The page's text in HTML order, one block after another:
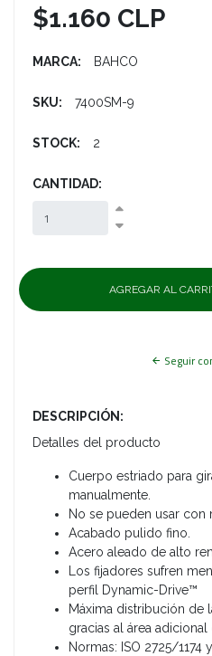
$1.160 CLP
MARCA: BAHCO
SKU: 7400SM-9
STOCK: 2
CANTIDAD:
Seguir
DESCRIPCIÓN:
Detalles del producto
Cuerpo estriado para
manualmente.
No se pueden usar con
Acabado pulido fino.
Acero aleado de alto
Los fijadores sufren
perfil Dynamic-Drive™
Máxima distribución de
gracias al área adicional
Normas: ISO 2725/1174